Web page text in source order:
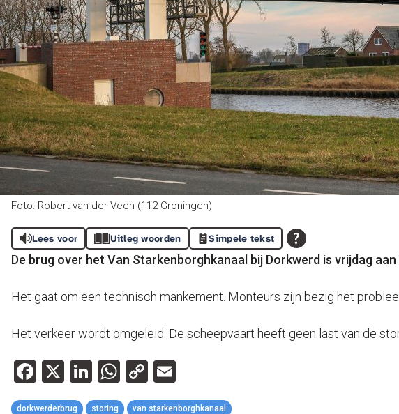
Foto: Robert van der Veen (112 Groningen)
Lees voor Uitleg woorden Simpele tekst
De brug over het Van Starkenborghkanaal bij Dorkwerd is vrijdag
Het gaat om een technisch mankement. Monteurs zijn bezig het
Het verkeer wordt omgeleid. De scheepvaart heeft geen last van de
Facebook
X LinkedIn
WhatsApp
Copy
Link
dorkwerderbrug storing van starkenborghkanaal